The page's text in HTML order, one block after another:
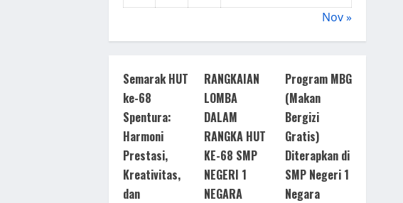
Nov »
Semarak HUT
ke-68
Spentura:
Harmoni
Prestasi,
Kreativitas,
dan
RANGKAIAN
LOMBA
DALAM
RANGKA HUT
KE-68 SMP
NEGERI 1
NEGARA
Program MBG
(Makan
Bergizi
Gratis)
Diterapkan di
SMP Negeri 1
Negara